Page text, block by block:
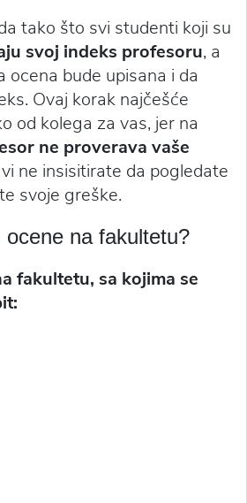
tako što svi studenti koji su
svoj indeks profesoru, a
ocena bude upisana i da
Ovaj korak najčešće
od kolega za vas, jer na
ne proverava vaše
ne insisitirate da pogledate
svoje greške.
ocene na fakultetu?
fakultetu, sa kojima se